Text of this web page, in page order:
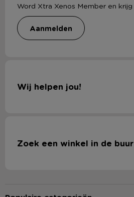
Word Xtra Xenos Member en krijg
aanmelden
Wij helpen jou!
Zoek een winkel in de